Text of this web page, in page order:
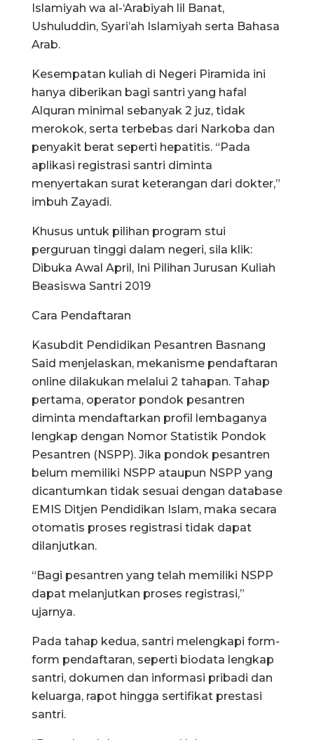
Islamiyah wa al-‘Arabiyah lil Banat,
Ushuluddin, Syari’ah Islamiyah serta Bahasa
Arab.
Kesempatan kuliah di Negeri Piramida ini
hanya diberikan bagi santri yang hafal
Alquran minimal sebanyak 2 juz, tidak
merokok, serta terbebas dari Narkoba dan
penyakit berat seperti hepatitis. “Pada
aplikasi registrasi santri diminta
menyertakan surat keterangan dari dokter,”
imbuh Zayadi.
Khusus untuk pilihan program stui
perguruan tinggi dalam negeri, sila klik:
Dibuka Awal April, Ini Pilihan Jurusan Kuliah
Beasiswa Santri 2019
Cara Pendaftaran
Kasubdit Pendidikan Pesantren Basnang
Said menjelaskan, mekanisme pendaftaran
online dilakukan melalui 2 tahapan. Tahap
pertama, operator pondok pesantren
diminta mendaftarkan profil lembaganya
lengkap dengan Nomor Statistik Pondok
Pesantren (NSPP). Jika pondok pesantren
belum memiliki NSPP ataupun NSPP yang
dicantumkan tidak sesuai dengan database
EMIS Ditjen Pendidikan Islam, maka secara
otomatis proses registrasi tidak dapat
dilanjutkan.
“Bagi pesantren yang telah memiliki NSPP
dapat melanjutkan proses registrasi,”
ujarnya.
Pada tahap kedua, santri melengkapi form-
form pendaftaran, seperti biodata lengkap
santri, dokumen dan informasi pribadi dan
keluarga, rapot hingga sertifikat prestasi
santri.